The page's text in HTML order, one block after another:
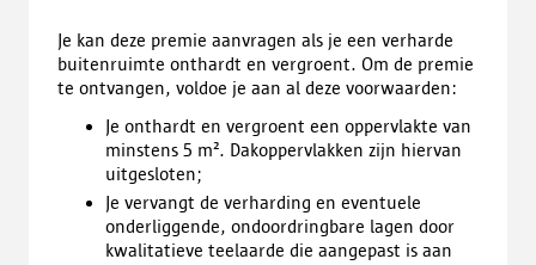
Je kan deze premie aanvragen als je een verharde
buitenruimte onthardt en vergroent. Om de premie
te ontvangen, voldoe je aan al deze voorwaarden:
Je onthardt en vergroent een oppervlakte van
minstens 5 m². Dakoppervlakken zijn hiervan
uitgesloten;
Je vervangt de verharding en eventuele
onderliggende, ondoordringbare lagen door
kwalitatieve teelaarde die aangepast is aan